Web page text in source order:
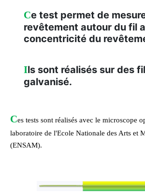
Ce test permet de
revêtement autour du fil
concentricité du
Ils sont réalisés sur des
galvanisé.
Ces tests sont réalisés avec le microscope
laboratoire de l'Ecole Nationale des Arts et
(ENSAM).